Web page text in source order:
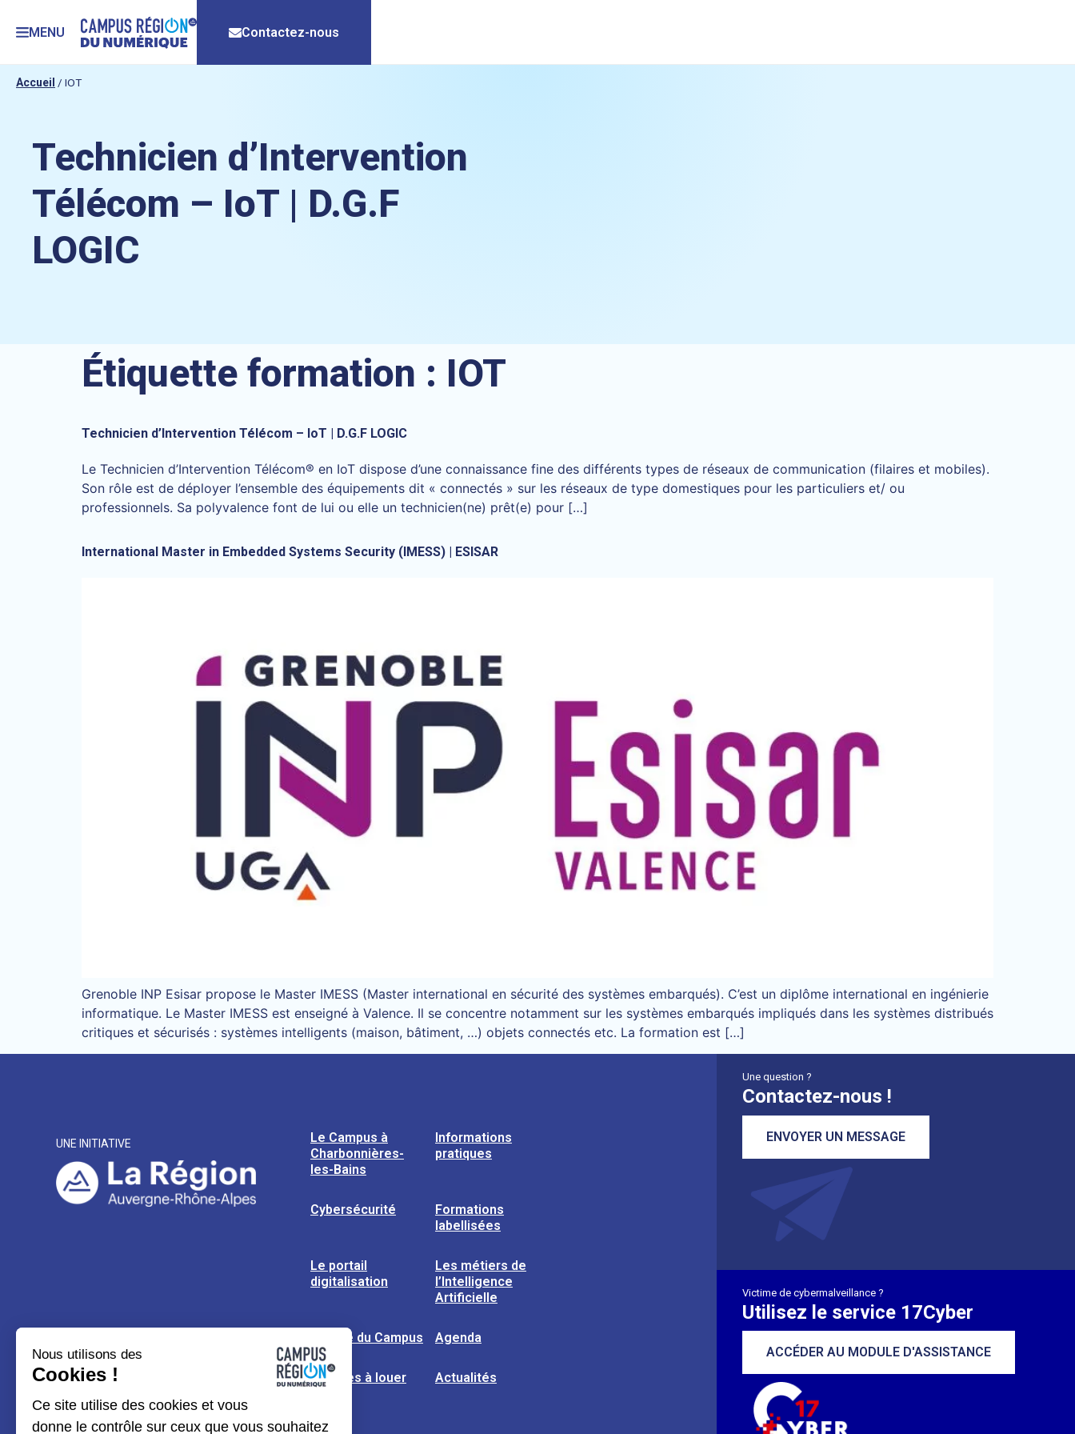
MENU Contactez-nous
Accueil / IOT
Technicien d’Intervention
Télécom – IoT | D.G.F
LOGIC
Étiquette formation : IOT
Technicien d’Intervention Télécom – IoT | D.G.F LOGIC
Le Technicien d’Intervention Télécom® en IoT dispose d’une connaissance fine des différents types de réseaux de communication (filaires et mobiles).
Son rôle est de déployer l’ensemble des équipements dit « connectés » sur les réseaux de type domestiques pour les particuliers et/ ou
professionnels. Sa polyvalence font de lui ou elle un technicien(ne) prêt(e) pour […]
International Master in Embedded Systems Security (IMESS) | ESISAR
Grenoble INP Esisar propose le Master IMESS (Master international en sécurité des systèmes embarqués). C’est un diplôme international en ingénierie
informatique. Le Master IMESS est enseigné à Valence. Il se concentre notamment sur les systèmes embarqués impliqués dans les systèmes distribués
critiques et sécurisés : systèmes intelligents (maison, bâtiment, …) objets connectés etc. La formation est […]
UNE INITIATIVE
Le Campus à
Charbonnières-
les-Bains
Informations
pratiques
Cybersécurité
Formations
labellisées
Le portail
digitalisation
Les métiers de
l’Intelligence
Artificielle
L’usine du Campus Agenda
Espaces à louer Actualités
Une question ?
Contactez-nous !
ENVOYER UN MESSAGE
Victime de cybermalveillance ?
Utilisez le service 17Cyber
ACCÉDER AU MODULE D'ASSISTANCE
Nous utilisons des
Cookies !
Ce site utilise des cookies et vous
donne le contrôle sur ceux que vous souhaitez